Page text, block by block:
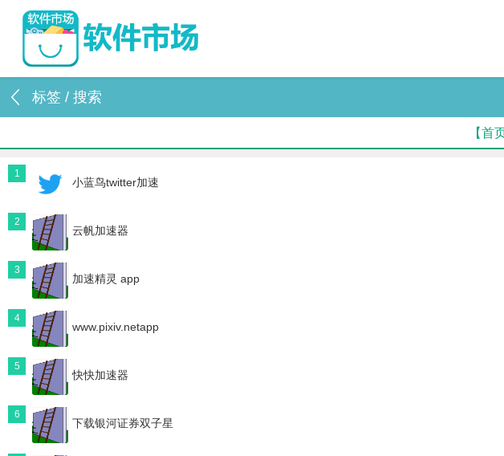
标签 / 搜索
【首
1
小蓝鸟twitter加速
2
云帆加速器
3
加速精灵 app
4
www.pixiv.netapp
5
快快加速器
6
下载银河证券双子星